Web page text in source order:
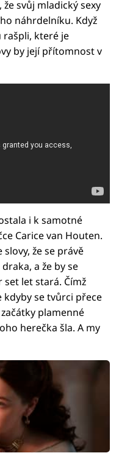
svůj mladický sexy
náhrdelníku. Když
rašpli, které je
by její přítomnost v
i k samotné
Carice van Houten.
že se právě
a že by se
set let stará. Čímž
kdyby se tvůrci přece
plamenné
herečka šla. A my